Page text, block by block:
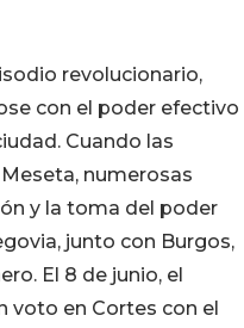
revolucionario,
con el poder efectivo
Cuando las
numerosas
y la toma del poder
junto con Burgos,
El 8 de junio, el
voto en Cortes con el